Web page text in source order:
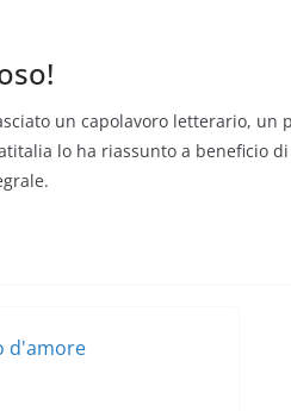
un capolavoro letterario,
lo ha riassunto a beneficio